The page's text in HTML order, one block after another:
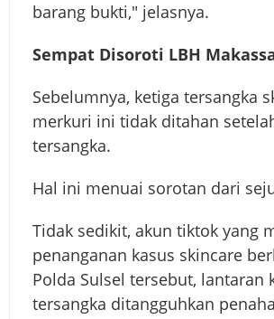
barang bukti," jelasnya.
Sempat Disoroti LBH
Sebelumnya, ketiga tersangka
merkuri ini tidak ditahan
tersangka.
Hal ini menuai sorotan dari
Tidak sedikit, akun tiktok yang
penanganan kasus skincare
Polda Sulsel tersebut, lantaran
tersangka ditangguhkan